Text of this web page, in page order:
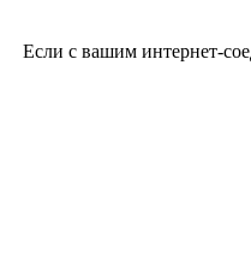
Если с вашим интернет-